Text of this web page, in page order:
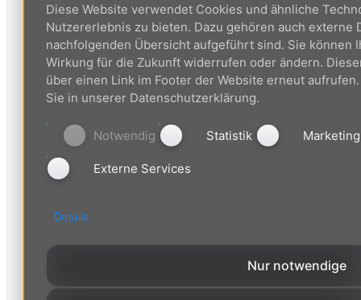
Diese Website verwendet Cookies und ähnliche
Nutzererlebnis zu bieten. Dazu gehören auch externe
nachfolgenden Übersicht aufgeführt sind. Sie können
Wirkung für die Zukunft widerrufen oder ändern.
über einen Link im Footer der Website erneut
Sie in unserer Datenschutzerklärung.
Notwendig Statistik Marketing
Externe Services
Details
Nur notwendige